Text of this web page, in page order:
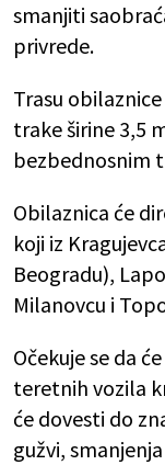
smanjiti
privrede.
Trasu
trake širine 3,5
bezbednosnim
Obilaznica će
koji iz
Beogradu),
Milanovcu i
Očekuje se da
teretnih vozila
će dovesti do
gužvi,